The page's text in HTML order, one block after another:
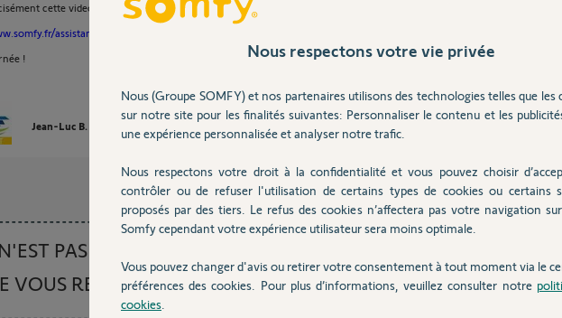
cette video:
assistance/videos/volet-roulant#vide...
!
Jean-Luc B. il y a presque 7 ans
PAS CE
VOUS RECHERCHEZ
Posez votre question
IO
Problème de réinitialisation d'un volet solaire
RTS
0réponses
Nous respectons votre vie privée
Nous (Groupe SOMFY) et nos partenaires utilisons des technologies telles que les
sur notre site pour les finalités suivantes: Personnaliser le contenu et les
une expérience personnalisée et analyser notre trafic.
Nous respectons votre droit à la confidentialité et vous pouvez choisir
contrôler ou de refuser l'utilisation de certains types de cookies ou certains
proposés par des tiers. Le refus des cookies n’affectera pas votre navigation
Somfy cependant votre expérience utilisateur sera moins optimale.
Vous pouvez changer d'avis ou retirer votre consentement à tout moment via le
préférences des cookies. Pour plus d’informations, veuillez consulter notre
cookies